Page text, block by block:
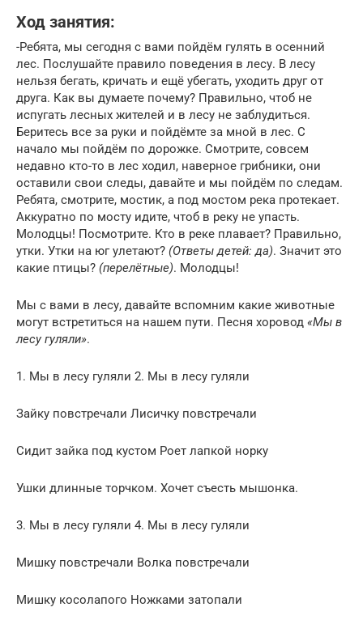
Ход занятия:
-Ребята, мы сегодня с вами пойдём гулять в осенний
лес. Послушайте правило поведения в лесу. В лесу
нельзя бегать, кричать и ещё убегать, уходить друг от
друга. Как вы думаете почему? Правильно, чтоб не
испугать лесных жителей и в лесу не заблудиться.
Беритесь все за руки и пойдёмте за мной в лес. С
начало мы пойдём по дорожке. Смотрите, совсем
недавно кто-то в лес ходил, наверное грибники, они
оставили свои следы, давайте и мы пойдём по следам.
Ребята, смотрите, мостик, а под мостом река протекает.
Аккуратно по мосту идите, чтоб в реку не упасть.
Молодцы! Посмотрите. Кто в реке плавает? Правильно,
утки. Утки на юг улетают? (Ответы детей: да). Значит это
какие птицы? (перелётные). Молодцы!
Мы с вами в лесу, давайте вспомним какие животные
могут встретиться на нашем пути. Песня хоровод «Мы в
лесу гуляли».
1. Мы в лесу гуляли 2. Мы в лесу гуляли
Зайку повстречали Лисичку повстречали
Сидит зайка под кустом Роет лапкой норку
Ушки длинные торчком. Хочет съесть мышонка.
3. Мы в лесу гуляли 4. Мы в лесу гуляли
Мишку повстречали Волка повстречали
Мишку косолапого Ножками затопали